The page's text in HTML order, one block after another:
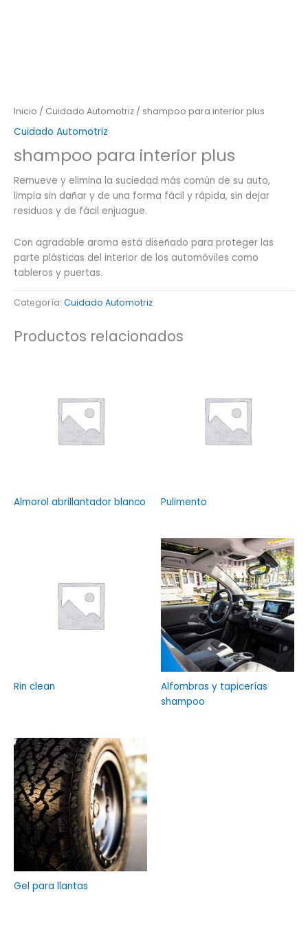
Inicio / Cuidado Automotriz / shampoo para interior plus
Cuidado Automotriz
shampoo para interior plus
Remueve y elimina la suciedad más común de su auto,
limpia sin dañar y de una forma fácil y rápida, sin dejar
residuos y de fácil enjuague.
Con agradable aroma está diseñado para proteger las
parte plásticas del interior de los automóviles como
tableros y puertas.
Categoría: Cuidado Automotriz
Productos relacionados
Almorol abrillantador blanco Pulimento
Rin clean
Alfombras y tapicerías
shampoo
Gel para llantas